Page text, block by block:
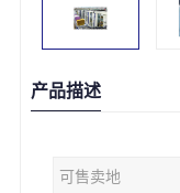
产品描述
可售卖地